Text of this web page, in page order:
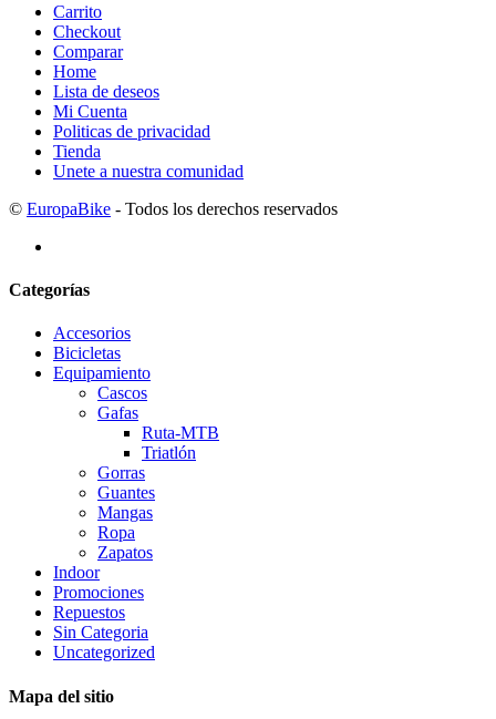
Carrito
Checkout
Comparar
Home
Lista de deseos
Mi Cuenta
Politicas de privacidad
Tienda
Unete a nuestra comunidad
© EuropaBike - Todos los derechos reservados
Categorías
Accesorios
Bicicletas
Equipamiento
Cascos
Gafas
Ruta-MTB
Triatlón
Gorras
Guantes
Mangas
Ropa
Zapatos
Indoor
Promociones
Repuestos
Sin Categoria
Uncategorized
Mapa del sitio